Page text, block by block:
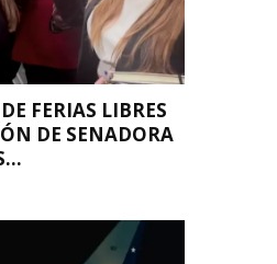
FERIAS LIBRES
DE SENADORA